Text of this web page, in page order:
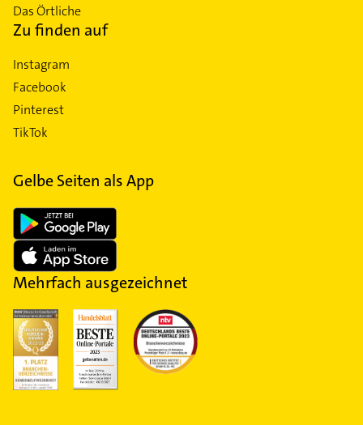
Das Örtliche
Zu finden auf
Instagram
Facebook
Pinterest
TikTok
Gelbe Seiten als App
Mehrfach ausgezeichnet